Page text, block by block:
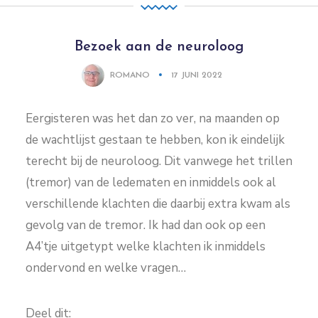
Bezoek aan de neuroloog
ROMANO 17 JUNI 2022
Eergisteren was het dan zo ver, na maanden op
de wachtlijst gestaan te hebben, kon ik eindelijk
terecht bij de neuroloog. Dit vanwege het trillen
(tremor) van de ledematen en inmiddels ook al
verschillende klachten die daarbij extra kwam als
gevolg van de tremor. Ik had dan ook op een
A4’tje uitgetypt welke klachten ik inmiddels
ondervond en welke vragen…
Deel dit: